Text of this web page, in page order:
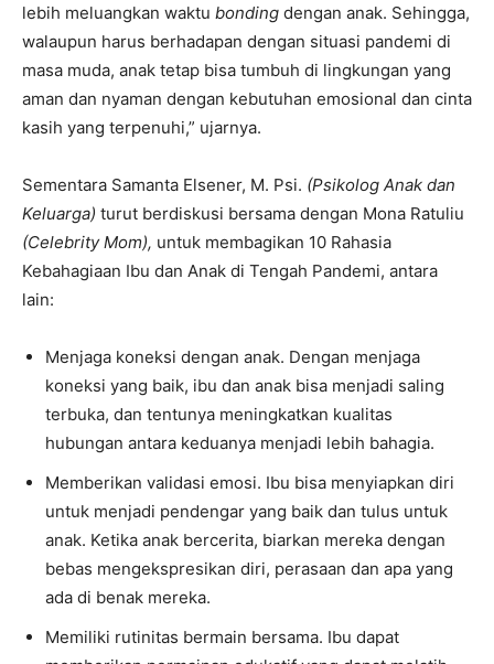
lebih meluangkan waktu bonding dengan anak. Sehingga,
walaupun harus berhadapan dengan situasi pandemi di
masa muda, anak tetap bisa tumbuh di lingkungan yang
aman dan nyaman dengan kebutuhan emosional dan cinta
kasih yang terpenuhi,” ujarnya.
Sementara Samanta Elsener, M. Psi. (Psikolog Anak dan
Keluarga) turut berdiskusi bersama dengan Mona Ratuliu
(Celebrity Mom), untuk membagikan 10 Rahasia
Kebahagiaan Ibu dan Anak di Tengah Pandemi, antara
lain:
Menjaga koneksi dengan anak. Dengan menjaga
koneksi yang baik, ibu dan anak bisa menjadi saling
terbuka, dan tentunya meningkatkan kualitas
hubungan antara keduanya menjadi lebih bahagia.
Memberikan validasi emosi. Ibu bisa menyiapkan diri
untuk menjadi pendengar yang baik dan tulus untuk
anak. Ketika anak bercerita, biarkan mereka dengan
bebas mengekspresikan diri, perasaan dan apa yang
ada di benak mereka.
Memiliki rutinitas bermain bersama. Ibu dapat